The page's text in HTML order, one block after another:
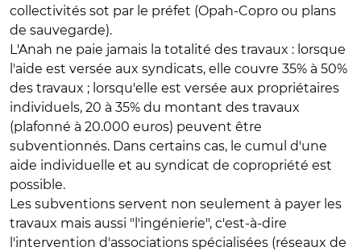
collectivités sot par le préfet (Opah-Copro ou plans
de sauvegarde).
L'Anah ne paie jamais la totalité des travaux : lorsque
l'aide est versée aux syndicats, elle couvre 35% à 50%
des travaux ; lorsqu'elle est versée aux propriétaires
individuels, 20 à 35% du montant des travaux
(plafonné à 20.000 euros) peuvent être
subventionnés. Dans certains cas, le cumul d'une
aide individuelle et au syndicat de copropriété est
possible.
Les subventions servent non seulement à payer les
travaux mais aussi "l'ingénierie", c'est-à-dire
l'intervention d'associations spécialisées (réseaux de